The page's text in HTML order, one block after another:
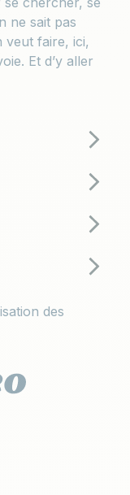
ne sait pas
veut faire, ici,
Et d’y aller
des